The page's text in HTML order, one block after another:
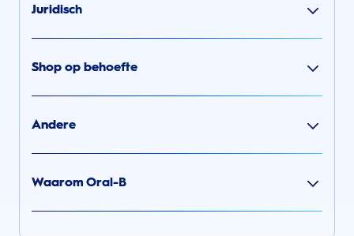
Juridisch
Shop op behoefte
Andere
Waarom Oral-B